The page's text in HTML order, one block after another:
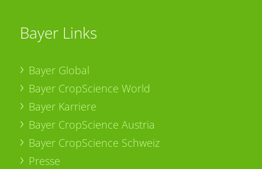
Bayer Links
Bayer Global
Bayer CropScience World
Bayer Karriere
Bayer CropScience Austria
Bayer CropScience Schweiz
Presse